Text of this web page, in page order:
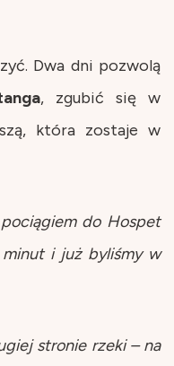
Dwa dni pozwolą
, zgubić się w
która zostaje w
do Hospet
i już byliśmy w
stronie rzeki – na